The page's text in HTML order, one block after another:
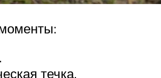
течка.